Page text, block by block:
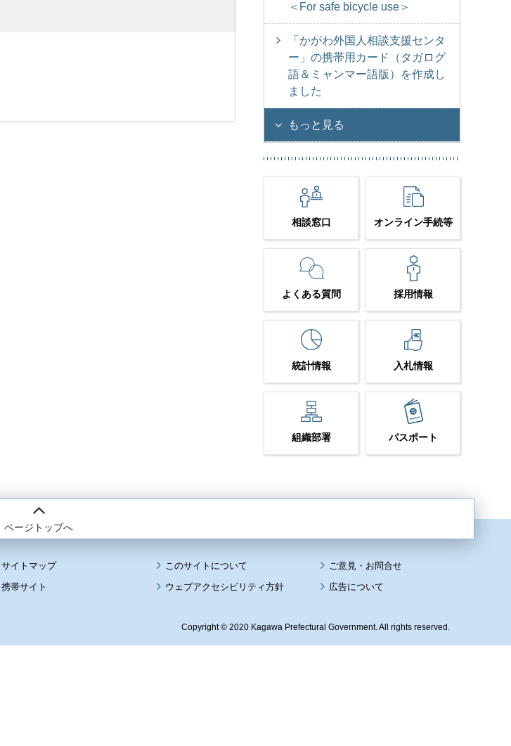
＜For safe bicycle use＞
「かがわ外国人相談支援センタ
ー」の携帯用カード（タガログ
語＆ミャンマー語版）を作成し
ました
もっと見る
相談窓口 オンライン手続等
よくある質問 採用情報
統計情報 入札情報
組織部署 パスポート
ページトップへ
サイトマップ
このサイトについて
携帯サイト
ウェブアクセシビリティ方針 広告について
Copyright © 2020 Kagawa Prefectural Government. All rights reserved.